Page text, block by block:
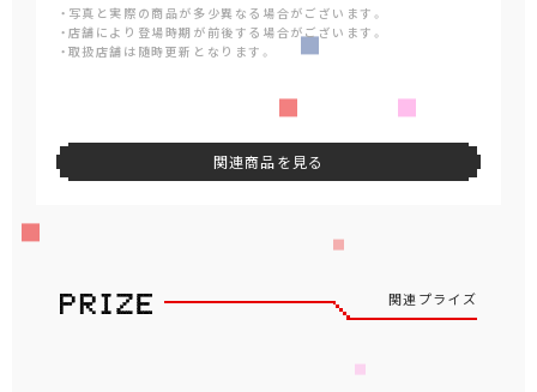
・写真と実際の商品が多少異なる場合がございます。
・店舗により登場時期が前後する場合がございます。
・取扱店舗は随時更新となります。
関連商品を見る
関連プライズ